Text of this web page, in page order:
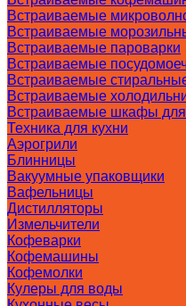
Встраиваемые
Встраиваемые
Встраиваемые пароварки
Встраиваемые
Встраиваемые
Встраиваемые
Встраиваемые шкафы для
Техника для кухни
Аэрогрили
Блинницы
Вакуумные упаковщики
Вафельницы
Дистилляторы
Измельчители
Кофеварки
Кофемашины
Кофемолки
Кулеры для воды